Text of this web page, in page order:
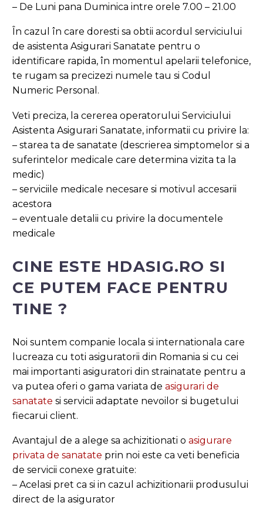
– De Luni pana Duminica intre orele 7.00 – 21.00
În cazul în care doresti sa obtii acordul serviciului
de asistenta Asigurari Sanatate pentru o
identificare rapida, în momentul apelarii telefonice,
te rugam sa precizezi numele tau si Codul
Numeric Personal.
Veti preciza, la cererea operatorului Serviciului
Asistenta Asigurari Sanatate, informatii cu privire la:
– starea ta de sanatate (descrierea simptomelor si a
suferintelor medicale care determina vizita ta la
medic)
– serviciile medicale necesare si motivul accesarii
acestora
– eventuale detalii cu privire la documentele
medicale
CINE ESTE HDASIG.RO SI
CE PUTEM FACE PENTRU
TINE ?
Noi suntem companie locala si internationala care
lucreaza cu toti asiguratorii din Romania si cu cei
mai importanti asiguratori din strainatate pentru a
va putea oferi o gama variata de asigurari de
sanatate si servicii adaptate nevoilor si bugetului
fiecarui client.
Avantajul de a alege sa achizitionati o asigurare
privata de sanatate prin noi este ca veti beneficia
de servicii conexe gratuite:
– Acelasi pret ca si in cazul achizitionarii produsului
direct de la asigurator